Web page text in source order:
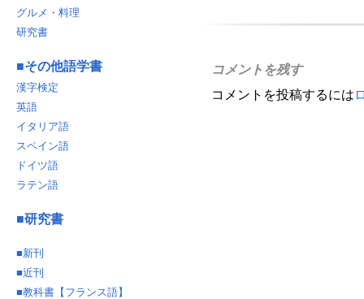
コメントを残す
コメントを投稿するには
グルメ・料理
研究書
■その他語学書
漢字検定
英語
イタリア語
スペイン語
ドイツ語
ラテン語
■研究書
■新刊
■近刊
■教科書【フランス語】